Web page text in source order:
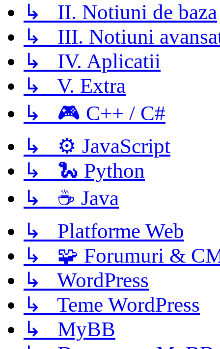
↳ II. Notiuni de baza
↳ III. Notiuni
↳ IV. Aplicatii
↳ V. Extra
↳ 🎮 C++ / C#
↳ ⚙️ JavaScript
↳ 🐍 Python
↳ ☕ Java
↳ Platforme Web
↳ 🧩 Forumuri &
↳ WordPress
↳ Teme WordPress
↳ MyBB